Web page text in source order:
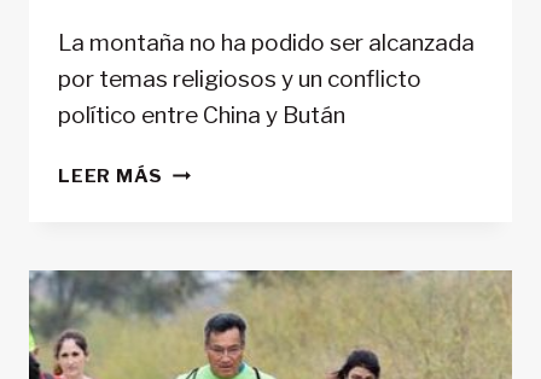
La montaña no ha podido ser alcanzada
por temas religiosos y un conflicto
político entre China y Bután
LEER MÁS GANGKHAR
PROHIBIDA
JAMÁS
ESCALADA